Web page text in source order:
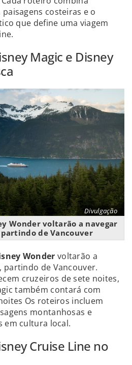
costeiras e o
que define uma viagem
Magic e Disney
Divulgação
Wonder voltarão a navegar
partindo de Vancouver
Wonder voltarão a
partindo de Vancouver.
cruzeiros de sete noites,
também contará com
Os roteiros incluem
montanhosas e
em cultura local.
Cruise Line no